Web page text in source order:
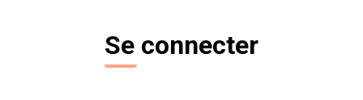
Se connecter